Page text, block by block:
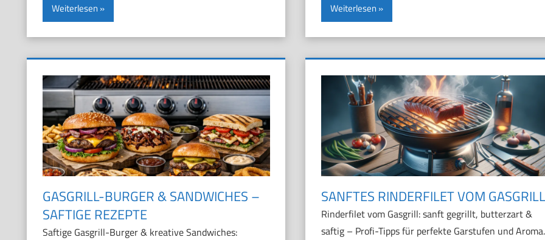
Weiterlesen Weiterlesen
GASGRILL-BURGER & SANDWICHES –
SAFTIGE REZEPTE
Saftige Gasgrill-Burger & kreative Sandwiches:
SANFTES RINDERFILET VOM GASGRILL
Rinderfilet vom Gasgrill: sanft gegrillt, butterzart &
saftig – Profi-Tipps für perfekte Garstufen und Aroma.